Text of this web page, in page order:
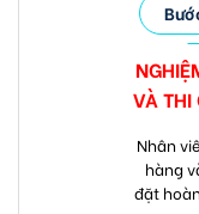
VÀ THI
Nhân
hàng
đặt